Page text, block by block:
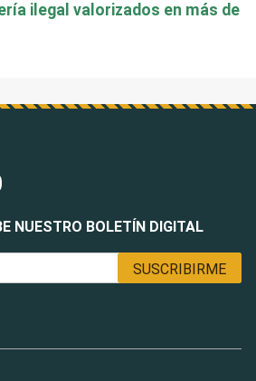
ilegal valorizados en más de
NUESTRO BOLETÍN DIGITAL